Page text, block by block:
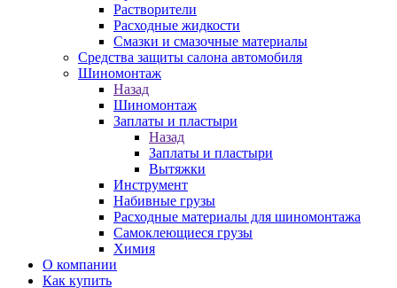
Растворители
Расходные жидкости
Смазки и смазочные материалы
Средства защиты салона автомобиля
Шиномонтаж
Назад
Шиномонтаж
Заплаты и пластыри
Назад
Заплаты и пластыри
Вытяжки
Инструмент
Набивные грузы
Расходные материалы для шиномонтажа
Самоклеющиеся грузы
Химия
О компании
Как купить